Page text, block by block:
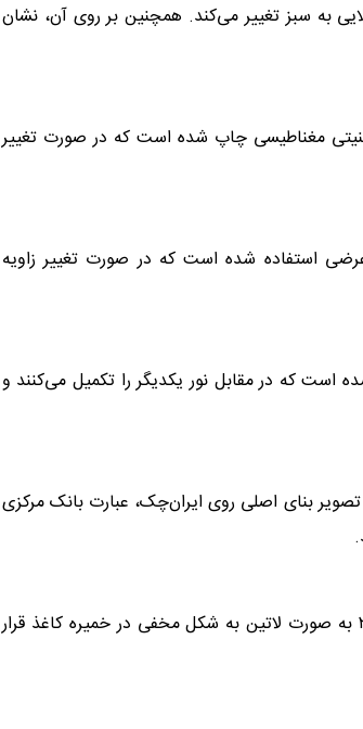
به سبز تغییر می‌کند. همچنین بر روی آن، نشان
مرکب فوق امنیتی مغناطیسی چاپ شده است که در صورت تغییر
استفاده شده است که در صورت تغییر زاویه
شده است که در مقابل نور یکدیگر را تکمیل می‌کنند و
بنای اصلی روی ایران‌چک، عبارت بانک مرکزی
تصویر سه‌بعدی بخشی از گلدسته مسجد امام اصفهان به همراه عدد ۲۰۰ به صورت لاتین به شکل مخفی در خمیره کاغذ قرار